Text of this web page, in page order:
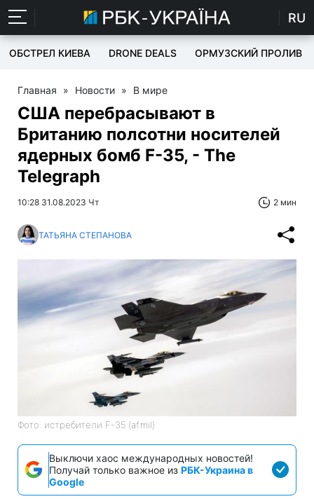
RU
ОБСТРЕЛ КИЕВА DRONE DEALS ОРМУЗСКИЙ ПРОЛИВ
Главная » Новости » В мире
США перебрасывают в
Британию полсотни носителей
ядерных бомб F-35, - The
Telegraph
10:28 31.08.2023 Чт 2 мин
ТАТЬЯНА СТЕПАНОВА
Фото: истребители F-35 (af.mil)
Выключи хаос международных новостей!
Получай только важное из РБК-Украина в
Google